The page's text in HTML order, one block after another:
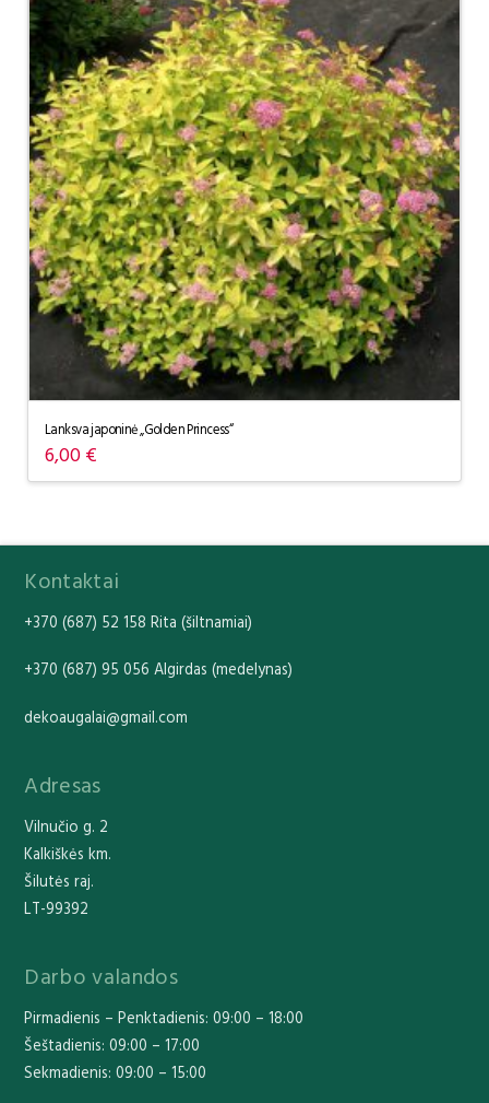
Lanksva japoninė „Golden Princess“
6,00€
Kontaktai
+370 (687) 52 158 Rita (šiltnamiai)
+370 (687) 95 056 Algirdas (medelynas)
dekoaugalai@gmail.com
Adresas
Vilnučio g. 2
Kalkiškės km.
Šilutės raj.
LT-99392
Darbo valandos
Pirmadienis – Penktadienis: 09:00 – 18:00
Šeštadienis: 09:00 – 17:00
Sekmadienis: 09:00 – 15:00